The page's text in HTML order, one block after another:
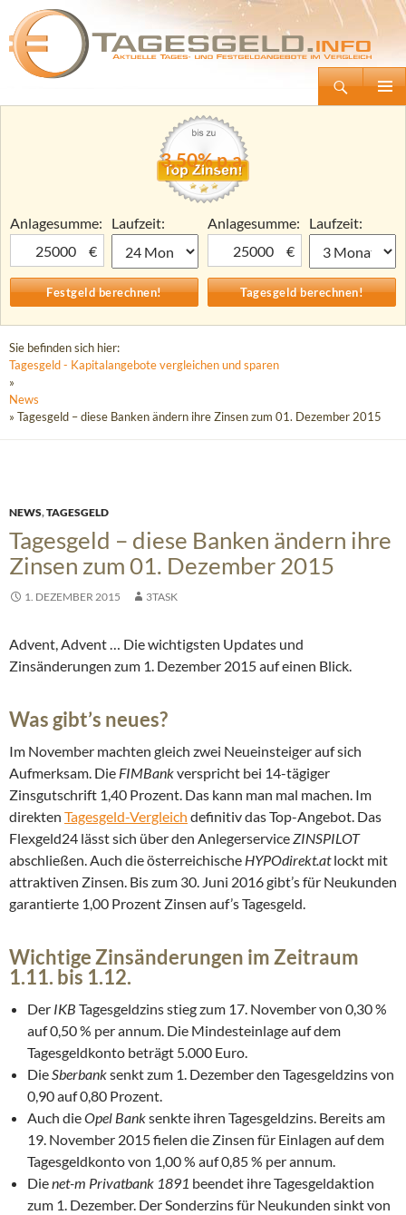
Tagesgeld.info – Tagesgeldkonten vergleichen und Tagesgeld-Zinsen berechnen
Zum
3,50% p.a.
Anlagesumme:
€
Laufzeit:
Anlagesumme:
€
Laufzeit:
Sie befinden sich hier:
Tagesgeld - Kapitalangebote vergleichen und sparen
»
News
» Tagesgeld – diese Banken ändern ihre Zinsen zum 01. Dezember 2015
NEWS,TAGESGELD
Tagesgeld – diese Banken ändern ihre
Zinsen zum 01. Dezember 2015
1. DEZEMBER 2015 3TASK
Advent, Advent … Die wichtigsten Updates und
Zinsänderungen zum 1. Dezember 2015 auf einen Blick.
Was gibt’s neues?
Im November machten gleich zwei Neueinsteiger auf sich
Aufmerksam. Die FIMBankverspricht bei 14-tägiger
Zinsgutschrift 1,40 Prozent. Das kann man mal machen. Im
direkten Tagesgeld-Vergleich definitiv das Top-Angebot. Das
Flexgeld24 lässt sich über den AnlegerserviceZINSPILOT
abschließen. Auch die österreichische HYPOdirekt.atlockt mit
attraktiven Zinsen. Bis zum 30. Juni 2016 gibt’s für Neukunden
garantierte 1,00 Prozent Zinsen auf’s Tagesgeld.
Wichtige Zinsänderungen im Zeitraum
1.11. bis 1.12.
Der IKB Tagesgeldzins stieg zum 17. November von 0,30 %
auf 0,50 % per annum. Die Mindesteinlage auf dem
Tagesgeldkonto beträgt 5.000 Euro.
DieSberbanksenkt zum 1. Dezember den Tagesgeldzins von
0,90 auf 0,80 Prozent.
Auch dieOpel Banksenkte ihren Tagesgeldzins. Bereits am
19. November 2015 fielen die Zinsen für Einlagen auf dem
Tagesgeldkonto von 1,00 % auf 0,85 % per annum.
Dienet-m Privatbank 1891 beendet ihre Tagesgeldaktion
zum 1. Dezember. Der Sonderzins für Neukunden sinkt von